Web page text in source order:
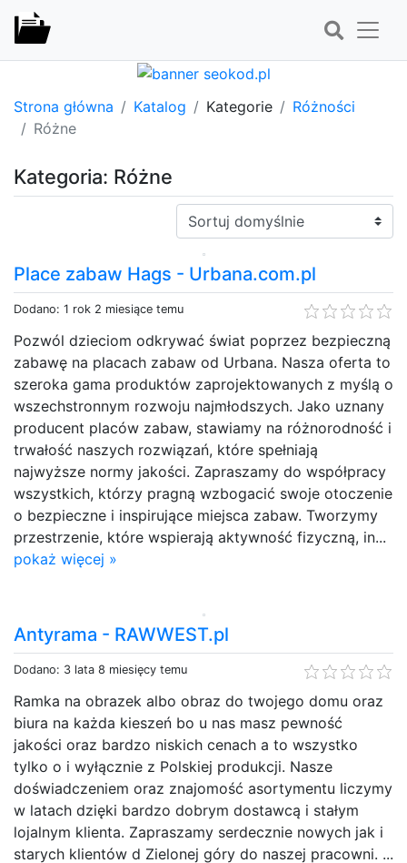
Strona główna Katalog Kategorie
Różności
Różne
Kategoria: Różne
Sortuj:
Place zabaw Hags - Urbana.com.pl
Dodano: 1 rok 2 miesiące temu
Pozwól dzieciom odkrywać świat poprzez bezpieczną
zabawę na placach zabaw od Urbana. Nasza oferta to
szeroka gama produktów zaprojektowanych z myślą o
wszechstronnym rozwoju najmłodszych. Jako uznany
producent placów zabaw, stawiamy na różnorodność i
trwałość naszych rozwiązań, które spełniają
najwyższe normy jakości. Zapraszamy do współpracy
wszystkich, którzy pragną wzbogacić swoje otoczenie
o bezpieczne i inspirujące miejsca zabaw. Tworzymy
przestrzenie, które wspierają aktywność fizyczną, in...
pokaż więcej »
Antyrama - RAWWEST.pl
Dodano: 3 lata 8 miesięcy temu
Ramka na obrazek albo obraz do twojego domu oraz
biura na każda kieszeń bo u nas masz pewność
jakości oraz bardzo niskich cenach a to wszystko
tylko o i wyłącznie z Polskiej produkcji. Nasze
doświadczeniem oraz znajomość asortymentu liczymy
w latach dzięki bardzo dobrym dostawcą i stałym
lojalnym klienta. Zapraszamy serdecznie nowych jak i
starych klientów d Zielonej góry do naszej pracowni. ...